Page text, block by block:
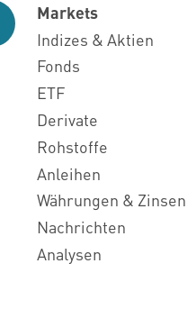
Markets
Indizes & Aktien
Fonds
ETF
Derivate
Rohstoffe
Anleihen
Währungen & Zinsen
Nachrichten
Analysen